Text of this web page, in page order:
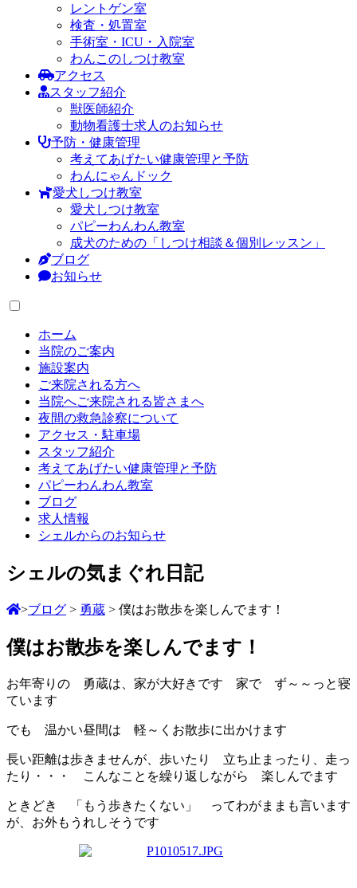
レントゲン室
検査・処置室
手術室・ICU・入院室
わんこのしつけ教室
アクセス
スタッフ紹介
獣医師紹介
動物看護士求人のお知らせ
予防・健康管理
考えてあげたい健康管理と予防
わんにゃんドック
愛犬しつけ教室
愛犬しつけ教室
パピーわんわん教室
成犬のための「しつけ相談＆個別レッスン」
ブログ
お知らせ
ホーム
当院のご案内
施設案内
ご来院される方へ
当院へご来院される皆さまへ
夜間の救急診察について
アクセス・駐車場
スタッフ紹介
考えてあげたい健康管理と予防
パピーわんわん教室
ブログ
求人情報
シェルからのお知らせ
シェルの気まぐれ日記
>ブログ > 勇蔵 > 僕はお散歩を楽しんでます！
僕はお散歩を楽しんでます！
お年寄りの 勇蔵は、家が大好きです 家で ず～～っと寝
ています
でも 温かい昼間は 軽～くお散歩に出かけます
長い距離は歩きませんが、歩いたり 立ち止まったり、走っ
たり・・・ こんなことを繰り返しながら 楽しんでます
ときどき 「もう歩きたくない 」 ってわがままも言います
が、お外もうれしそうです